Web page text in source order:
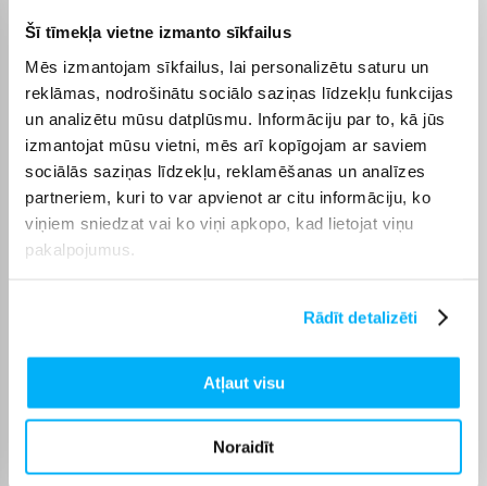
Šī tīmekļa vietne izmanto sīkfailus
Mēs izmantojam sīkfailus, lai personalizētu saturu un
reklāmas, nodrošinātu sociālo saziņas līdzekļu funkcijas
un analizētu mūsu datplūsmu. Informāciju par to, kā jūs
izmantojat mūsu vietni, mēs arī kopīgojam ar saviem
sociālās saziņas līdzekļu, reklamēšanas un analīzes
partneriem, kuri to var apvienot ar citu informāciju, ko
viņiem sniedzat vai ko viņi apkopo, kad lietojat viņu
pakalpojumus.
Rādīt detalizēti
Atļaut visu
Noraidīt
Komplektēšanas valsts Latvija
Operētājsistēma Windows 11
Cietā diska ietilpība 500 GB
Operatīvā atmiņa, (RAM) 32 GB
Videokarte
AMD Ryzen 5
Preces apraksts